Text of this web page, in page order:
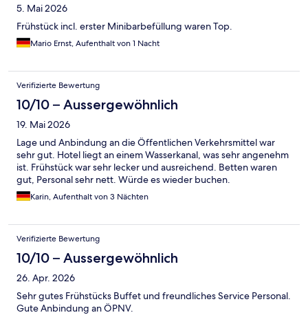
5. Mai 2026
Frühstück incl. erster Minibarbefüllung waren Top.
Mario Ernst, Aufenthalt von 1 Nacht
Verifizierte Bewertung
10/10 – Aussergewöhnlich
19. Mai 2026
Lage und Anbindung an die Öffentlichen Verkehrsmittel war
sehr gut. Hotel liegt an einem Wasserkanal, was sehr angenehm
ist. Frühstück war sehr lecker und ausreichend. Betten waren
gut, Personal sehr nett. Würde es wieder buchen.
Karin, Aufenthalt von 3 Nächten
Verifizierte Bewertung
10/10 – Aussergewöhnlich
26. Apr. 2026
Sehr gutes Frühstücks Buffet und freundliches Service Personal.
Gute Anbindung an ÖPNV.